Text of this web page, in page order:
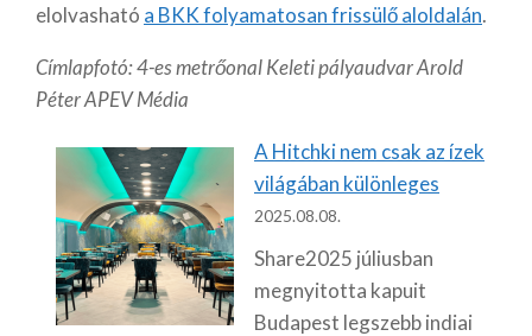
elolvasható a BKK folyamatosan frissülő aloldalán.
Címlapfotó: 4-es metrőonal Keleti pályaudvar Arold
Péter APEV Média
A Hitchki nem csak az ízek
világában különleges
2025.08.08.
Share2025 júliusban
megnyitotta kapuit
Budapest legszebb indiai